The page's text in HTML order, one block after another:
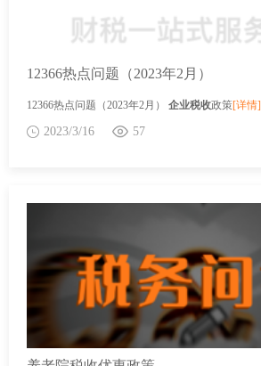
12366热点问题（2023年2月）
12366热点问题（2023年2月） 企业税收政策[详情]
2023/3/16 57